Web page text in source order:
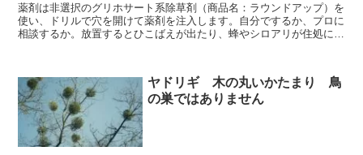
薬剤は非選択のグリホサート系除草剤（商品名：ラウンドアップ）を
使い、ドリルで穴を開けて薬剤を注入します。自分でするか、プロに
相談するか。放置するとひこばえが出たり、蜂やシロアリが住処にし
ヤドリギ 木の丸いかたまり 鳥
の巣ではありません